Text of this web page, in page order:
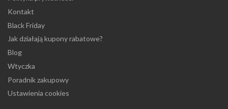
Kontakt
Black Friday
Jak działają kupony rabatowe?
Blog
Wtyczka
Poradnik zakupowy
Ustawienia cookies